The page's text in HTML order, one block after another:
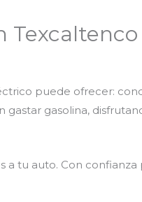
Texcaltenco
puede ofrecer:
gasolina,
a tu auto. Con